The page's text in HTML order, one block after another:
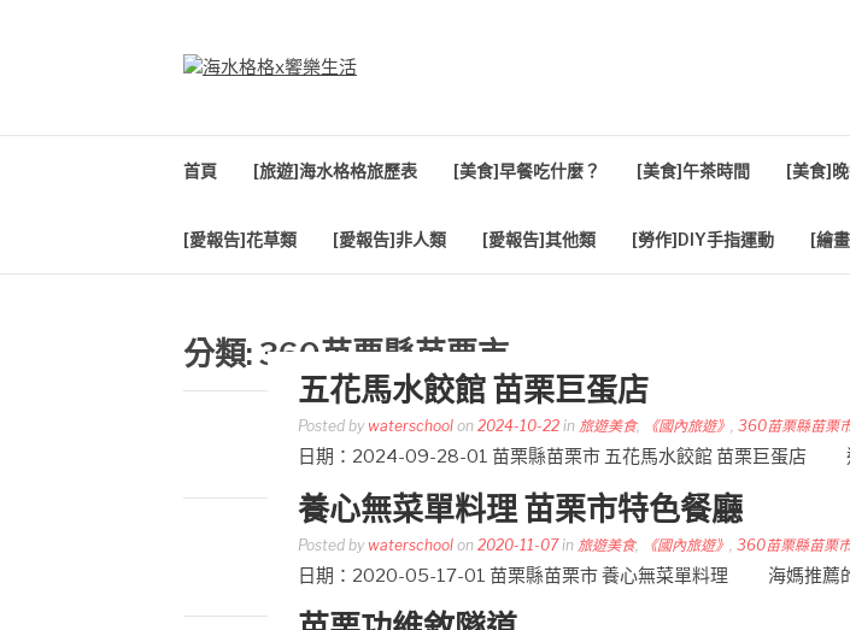
首頁 [旅遊]海水格格旅歷表 [美食]早餐吃什麼？ [美食]午茶時間 [美食]
[愛報告]花草類 [愛報告]非人類 [愛報告]其他類 [勞作]DIY手指運動 [繪
分類:360苗栗縣苗栗市
五花馬水餃館 苗栗巨蛋店
Posted by waterschool on 2024-10-22 in 旅遊美食, 《國內旅遊》 , 360苗栗縣苗栗
日期：2024-09-28-01 苗栗縣苗栗市 五花馬水餃館 苗栗巨蛋店
養心無菜單料理 苗栗市特色餐廳
Posted by waterschool on 2020-11-07in 旅遊美食, 《國內旅遊》 360苗栗縣苗栗
日期：2020-05-17-01 苗栗縣苗栗市 養心無菜單料理 海媽推薦